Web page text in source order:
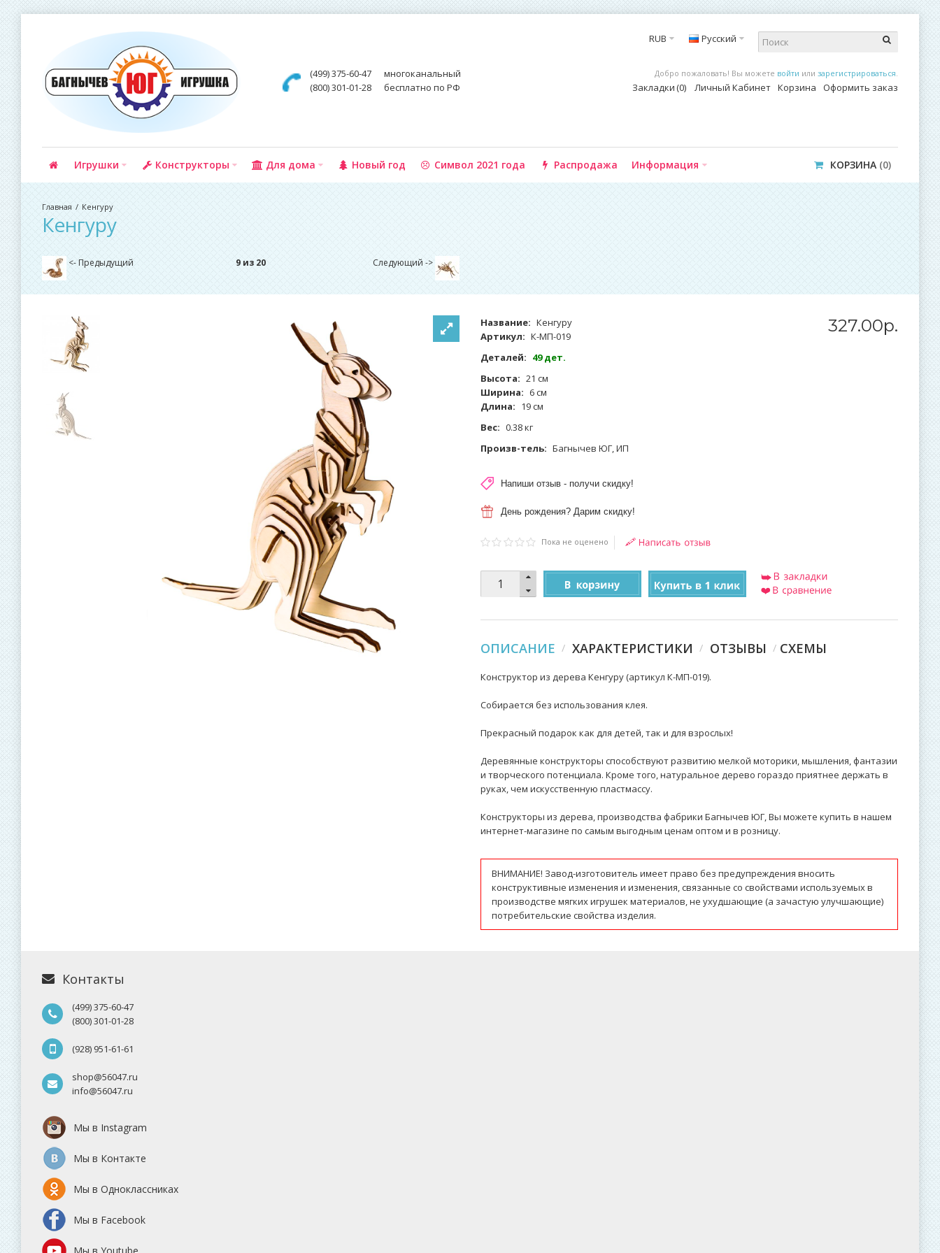
(499) 375-60-47
многоканальный
(800) 301-01-28
бесплатно по РФ
RUB Русский
Добро пожаловать! Вы можете войти или зарегистрироваться.
Закладки 0 Личный Кабинет Корзина Оформить заказ
Игрушки Конструкторы Для дома Новый год Символ 2021 года Распродажа Информация КОРЗИНА 0
Кенгуру
Кенгуру
<- Предыдущий 9 из 20 Следующий ->
Название: Кенгуру
Артикул: К-МП-019
Деталей: 49 дет.
Высота: 21 см
Ширина: 6 см
Длина: 19 см
Вес: 0.38 кг
Произв-тель: Багнычев ЮГ, ИП
Напиши отзыв - получи скидку!
День рождения? Дарим скидку!
327.00р.
Пока не оценено
ОПИСАНИЕ ХАРАКТЕРИСТИКИ ОТЗЫВЫ СХЕМЫ
Конструктор из дерева Кенгуру (артикул К-МП-019).
Собирается без использования клея.
Прекрасный подарок как для детей, так и для взрослых!
Деревянные конструкторы способствуют развитию мелкой моторики, мышления, фантазии
и творческого потенциала. Кроме того, натуральное дерево гораздо приятнее держать в
руках, чем искусственную пластмассу.
Конструкторы из дерева, производства фабрики Багнычев ЮГ, Вы можете купить в нашем
интернет-магазине по самым выгодным ценам оптом и в розницу.
ВНИМАНИЕ! Завод-изготовитель имеет право без предупреждения вносить
конструктивные изменения и изменения, связанные со свойствами используемых в
производстве мягких игрушек материалов, не ухудшающие (а зачастую улучшающие)
потребительские свойства изделия.
Контакты
(499) 375-60-47
(800) 301-01-28
(928) 951-61-61
shop@56047.ru
info@56047.ru
Мы в Instagram
Мы в Контакте
Мы в Одноклассниках
Мы в Facebook